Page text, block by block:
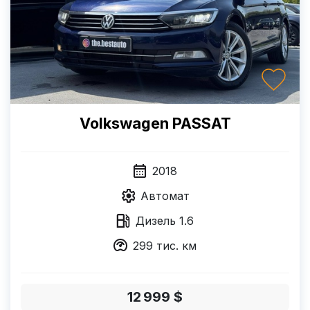
Volkswagen PASSAT
2018
Автомат
Дизель 1.6
299 тис. км
12 999 $